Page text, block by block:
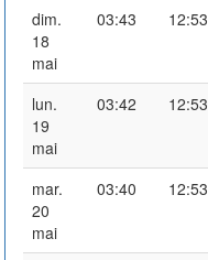
dim.
18
mai
03:43 12:53
lun.
19
mai
03:42 12:53
mar.
20
mai
03:40 12:53